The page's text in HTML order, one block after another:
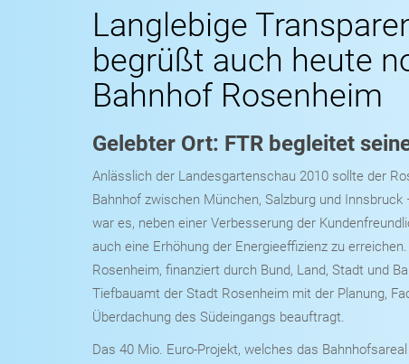
Langlebige
begrüßt auch heute
Bahnhof Rosenheim
Gelebter Ort: FTR begleitet
Anlässlich der Landesgartenschau 2010 sollte der
Bahnhof zwischen München, Salzburg und
war es, neben einer Verbesserung der
auch eine Erhöhung der Energieeffizienz zu
Rosenheim, finanziert durch Bund, Land, Stadt und
Tiefbauamt der Stadt Rosenheim mit der Planung,
Überdachung des Südeingangs beauftragt.
Das 40 Mio. Euro-Projekt, welches das